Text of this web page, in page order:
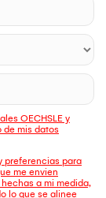
OECHSLE y
de mis datos
preferencias para
me envien
a mi medida,
lo que se alinee